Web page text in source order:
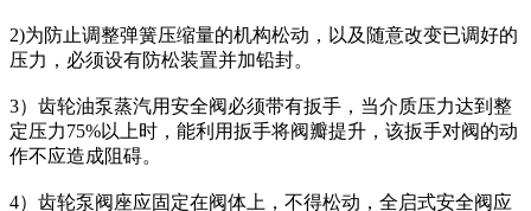
2)为防止调整弹簧压缩量的机构松动，以及随意改变已调好的
压力，必须设有防松装置并加铅封。
3）齿轮油泵蒸汽用安全阀必须带有扳手，当介质压力达到整
定压力75%以上时，能利用扳手将阀瓣提升，该扳手对阀的动
作不应造成阻碍。
4）齿轮泵阀座应固定在阀体上，不得松动，全启式安全阀应